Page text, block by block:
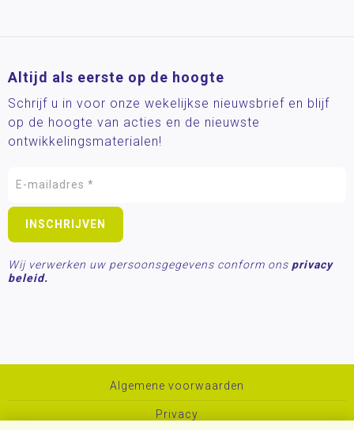
Altijd als eerste op de hoogte
Schrijf u in voor onze wekelijkse nieuwsbrief en blijf
op de hoogte van acties en de nieuwste
ontwikkelingsmaterialen!
Wij verwerken uw persoonsgegevens conform ons privacy
beleid.
Algemene voorwaarden
Privacy